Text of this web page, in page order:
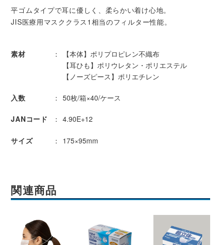
平ゴムタイプで耳に優しく、柔らかい着け心地。
JIS医療用マスククラス1相当のフィルター性能。
素材
【本体】ポリプロピレン不織布
【耳ひも】ポリウレタン・ポリエステル
【ノーズピース】ポリエチレン
入数 50枚/箱×40/ケース
JANコード 4.90E+12
サイズ 175×95mm
関連商品